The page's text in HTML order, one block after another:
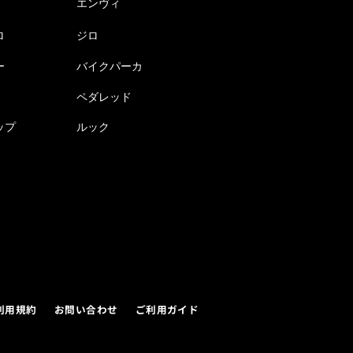
エンヴィ
ジロ
バイクパーカ
ペダレッド
プ ルック
用規約 お問い合わせ ご利用ガイド